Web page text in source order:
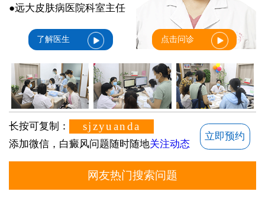
●远大皮肤病医院科室主任
了解医生 点击问诊
长按可复制： sjzyuanda
添加微信，白癜风问题随时随地关注动态
立即预约
网友热门搜索问题